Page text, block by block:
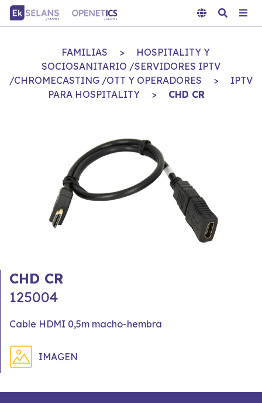
FAMILIAS >
HOSPITALITY Y
SOCIOSANITARIO /SERVIDORES IPTV
/CHROMECASTING /OTT Y OPERADORES
>
IPTV
PARA HOSPITALITY
> CHD CR
CHD CR
125004
Cable HDMI 0,5m macho-hembra
IMAGEN